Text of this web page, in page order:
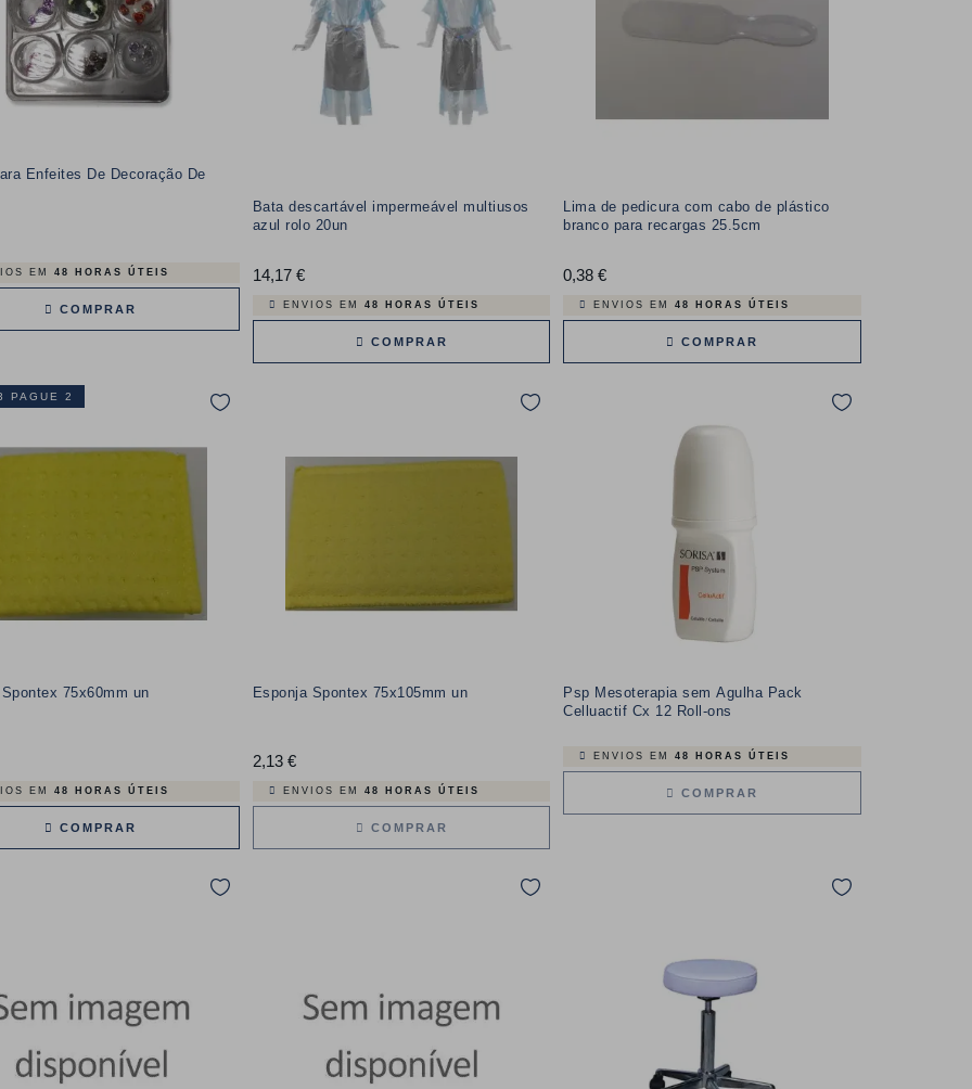
Enfeites De Decoração De
EM 48 HORAS ÚTEIS
COMPRAR
Bata descartável impermeável multiusos
azul rolo 20un
14,17 €Preço
ENVIOS EM 48 HORAS ÚTEIS
COMPRAR
Lima de pedicura com cabo de plástico
branco para recargas 25.5cm
0,38 €Preço
ENVIOS EM48 HORAS ÚTEIS
COMPRAR
PAGUE 2
75x60mm un
EM 48 HORAS ÚTEIS
COMPRAR
Esponja Spontex 75x105mm un
2,13 €Preço
ENVIOS EM 48 HORAS ÚTEIS
COMPRAR
Psp Mesoterapia sem Agulha Pack
Celluactif Cx 12 Roll-ons
ENVIOS EM48 HORAS ÚTEIS
COMPRAR